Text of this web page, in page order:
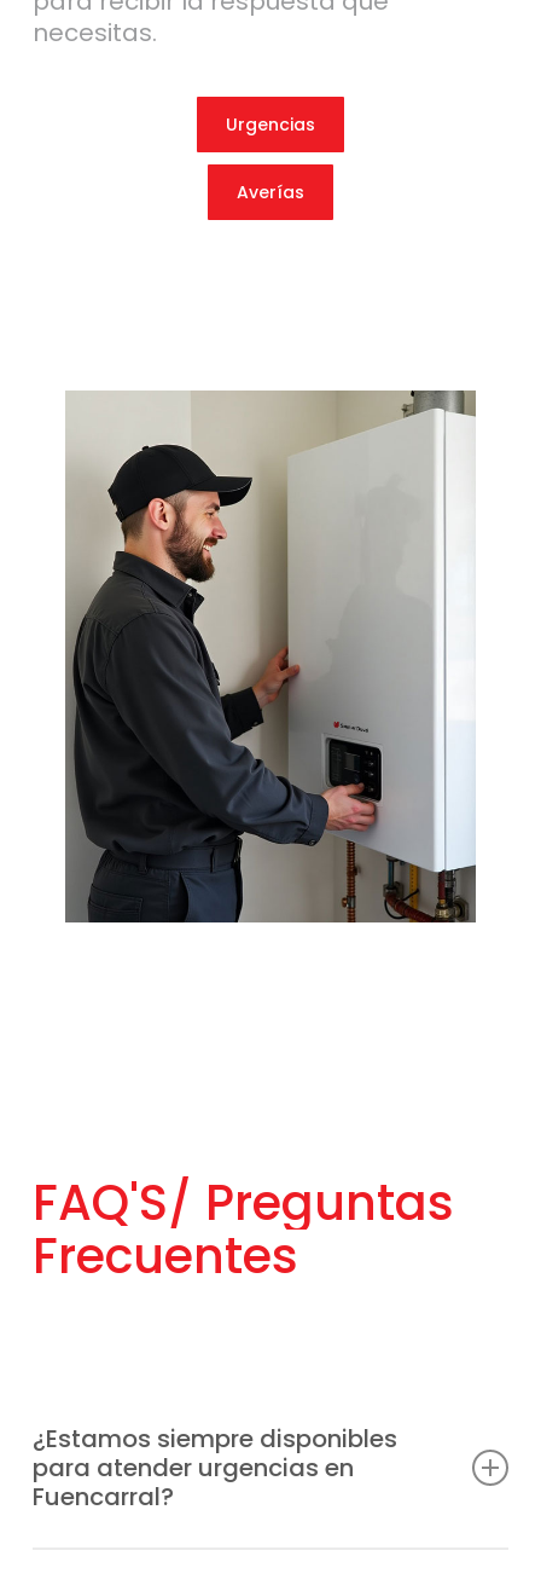
necesitas.
Urgencias
Averías
FAQ'S/ Preguntas
Frecuentes
¿Estamos siempre disponibles
para atender urgencias en
Fuencarral?